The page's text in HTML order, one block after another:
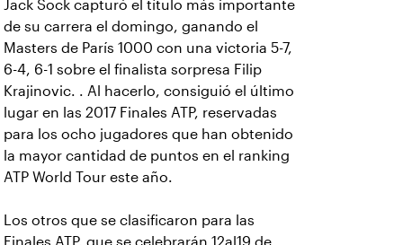
Jack Sock capturó el título más importante
de su carrera el domingo, ganando el
Masters de París 1000 con una victoria 5-7,
6-4, 6-1 sobre el finalista sorpresa Filip
Krajinovic. . Al hacerlo, consiguió el último
lugar en las 2017 Finales ATP, reservadas
para los ocho jugadores que han obtenido
la mayor cantidad de puntos en el ranking
ATP World Tour este año.
Los otros que se clasificaron para las
Finales ATP, que se celebrarán 12al19 de